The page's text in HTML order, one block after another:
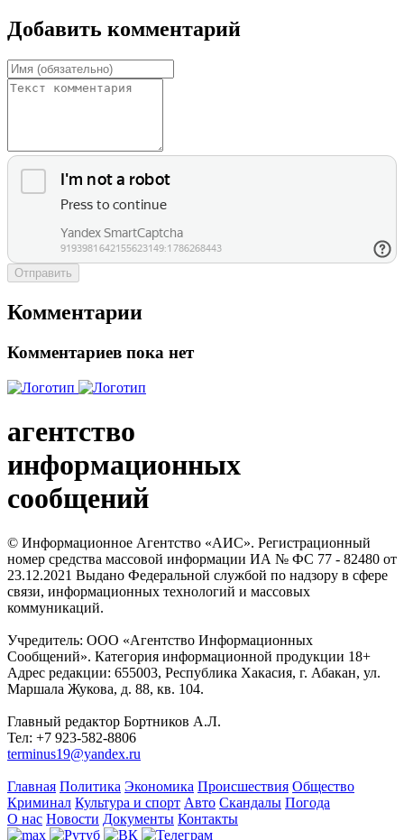
Добавить комментарий
Отправить
Комментарии
Комментариев пока нет
агентство
информационных
сообщений
© Информационное Агентство «АИС». Регистрационный
номер средства массовой информации ИА № ФС 77 - 82480 от
23.12.2021 Выдано Федеральной службой по надзору в сфере
связи, информационных технологий и массовых
коммуникаций.
Учредитель: ООО «Агентство Информационных
Сообщений». Категория информационной продукции 18+
Адрес редакции: 655003, Республика Хакасия, г. Абакан, ул.
Маршала Жукова, д. 88, кв. 104.
Главный редактор Бортников А.Л.
Тел: +7 923-582-8806
terminus19@yandex.ru
Главная Политика Экономика Происшествия Общество
Криминал Культура и спорт Авто Скандалы Погода
О нас Новости Документы Контакты